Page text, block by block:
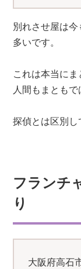
別れさせ屋は
多いです。
これは本当に
人間もまともで
探偵とは区別し
フランチ
り
大阪府高石